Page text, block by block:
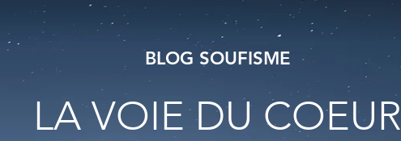
BLOG SOUFISME
LA VOIE DU COEUR